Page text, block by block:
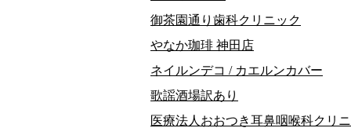
御茶園通り歯科クリニック
やなか珈琲 神田店
ネイルンデコ / カエルンカバー
歌謡酒場訳あり
医療法人おおつき耳鼻咽喉科クリ